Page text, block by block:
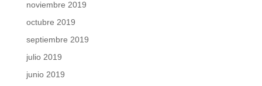
noviembre 2019
octubre 2019
septiembre 2019
julio 2019
junio 2019